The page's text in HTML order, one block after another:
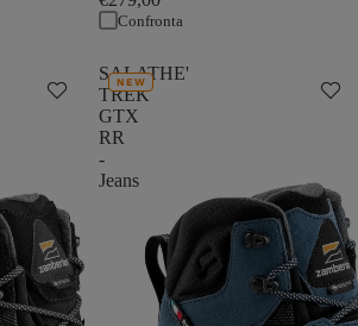
Confronta
SALATHE'
TREK
GTX
RR
-
Jeans
NEW